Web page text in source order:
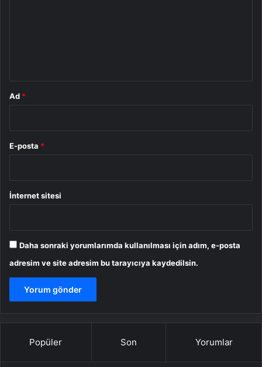
Ad *
E-posta *
İnternet sitesi
Daha sonraki yorumlarımda kullanılması için adım, e-posta
adresim ve site adresim bu tarayıcıya kaydedilsin.
Popüler Son Yorumlar